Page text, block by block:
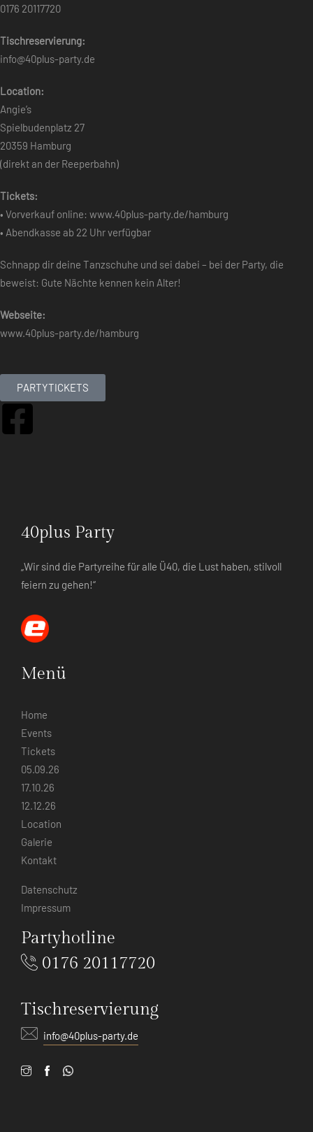
0176 20117720
Tischreservierung:
info@40plus-party.de
Location:
Angie’s
Spielbudenplatz 27
20359 Hamburg
(direkt an der Reeperbahn)
Tickets:
• Vorverkauf online: www.40plus-party.de/hamburg
• Abendkasse ab 22 Uhr verfügbar
Schnapp dir deine Tanzschuhe und sei dabei – bei der Party, die
beweist: Gute Nächte kennen kein Alter!
Webseite:
www.40plus-party.de/hamburg
PARTYTICKETS
40plus Party
„Wir sind die Partyreihe für alle Ü40, die Lust haben, stilvoll
feiern zu gehen!“
Menü
Home
Events
Tickets
05.09.26
17.10.26
12.12.26
Location
Galerie
Kontakt
Datenschutz
Impressum
Partyhotline
0176 20117720
Tischreservierung
info@40plus-party.de